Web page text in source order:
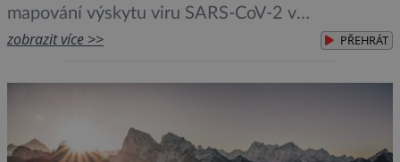
mapování výskytu viru SARS-CoV-2 v
prostředcích pražské hromadné dopravy, během
vyvinul speciální biosenzory, jejichž využití
chorobám „Biosenzory se ukazují jako slibný
nástroj […]
zobrazit více >> PŘEHRÁT